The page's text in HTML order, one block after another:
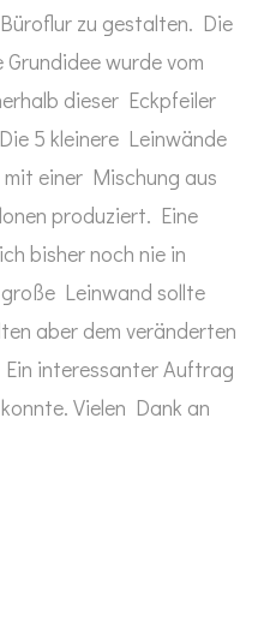
zu gestalten. Die
wurde vom
dieser Eckpfeiler
5 kleinere Leinwände
einer Mischung aus
produziert. Eine
bisher noch nie in
Leinwand sollte
aber dem veränderten
interessanter Auftrag
Vielen Dank an